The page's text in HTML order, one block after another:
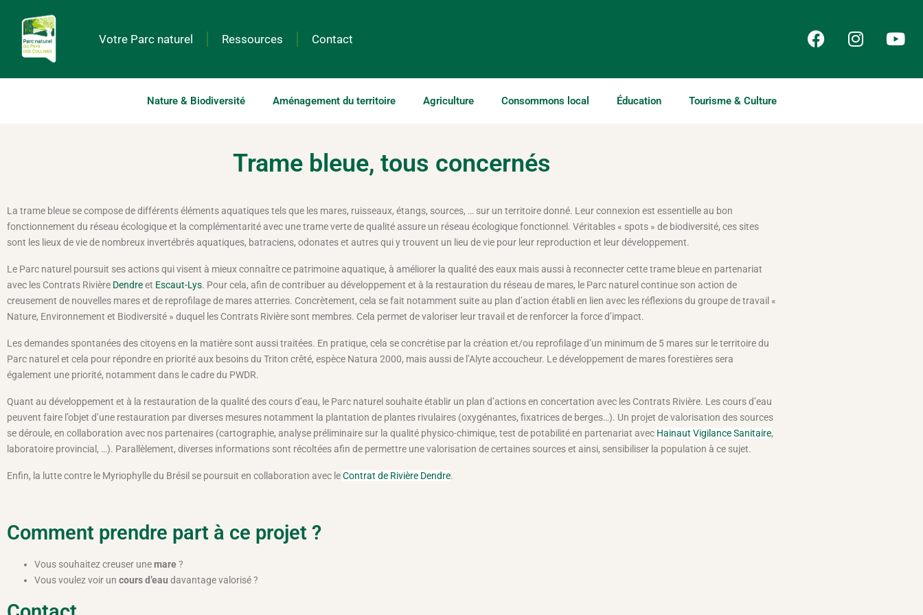
Votre Parc naturel Ressources Contact
Nature & Biodiversité Aménagement du territoire Agriculture Consommons local Éducation Tourisme & Culture
Trame bleue, tous concernés
La trame bleue se compose de différents éléments aquatiques tels que les mares, ruisseaux, étangs, sources, … sur un territoire donné. Leur connexion est essentielle au bon
fonctionnement du réseau écologique et la complémentarité avec une trame verte de qualité assure un réseau écologique fonctionnel. Véritables « spots » de biodiversité, ces sites
sont les lieux de vie de nombreux invertébrés aquatiques, batraciens, odonates et autres qui y trouvent un lieu de vie pour leur reproduction et leur développement.
Le Parc naturel poursuit ses actions qui visent à mieux connaître ce patrimoine aquatique, à améliorer la qualité des eaux mais aussi à reconnecter cette trame bleue en partenariat
avec les Contrats Rivière Dendreet Escaut-Lys. Pour cela, afin de contribuer au développement et à la restauration du réseau de mares, le Parc naturel continue son action de
creusement de nouvelles mares et de reprofilage de mares atterries. Concrètement, cela se fait notamment suite au plan d’action établi en lien avec les réflexions du groupe de travail «
Nature, Environnement et Biodiversité » duquel les Contrats Rivière sont membres. Cela permet de valoriser leur travail et de renforcer la force d’impact.
Les demandes spontanées des citoyens en la matière sont aussi traitées. En pratique, cela se concrétise par la création et/ou reprofilage d’un minimum de 5 mares sur le territoire du
Parc naturel et cela pour répondre en priorité aux besoins du Triton crêté, espèce Natura 2000, mais aussi de l’Alyte accoucheur. Le développement de mares forestières sera
également une priorité, notamment dans le cadre du PWDR.
Quant au développement et à la restauration de la qualité des cours d’eau, le Parc naturel souhaite établir un plan d’actions en concertation avec les Contrats Rivière. Les cours d’eau
peuvent faire l’objet d’une restauration par diverses mesures notamment la plantation de plantes rivulaires (oxygénantes, fixatrices de berges…). Un projet de valorisation des sources
se déroule, en collaboration avec nos partenaires (cartographie, analyse préliminaire sur la qualité physico-chimique, test de potabilité en partenariat avec Hainaut Vigilance Sanitaire,
laboratoire provincial, …). Parallèlement, diverses informations sont récoltées afin de permettre une valorisation de certaines sources et ainsi, sensibiliser la population à ce sujet.
Enfin, la lutte contre le Myriophylle du Brésil se poursuit en collaboration avec leContrat de Rivière Dendre.
Comment prendre part à ce projet ?
Vous souhaitez creuser unemare?
Vous voulez voir un cours d’eau davantage valorisé ?